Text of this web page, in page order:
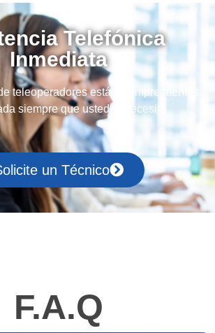
Telefónica
Inmediata
teleoperadores están siempre atentos
siempre que usted lo necesite
un Técnico
F.A.Q